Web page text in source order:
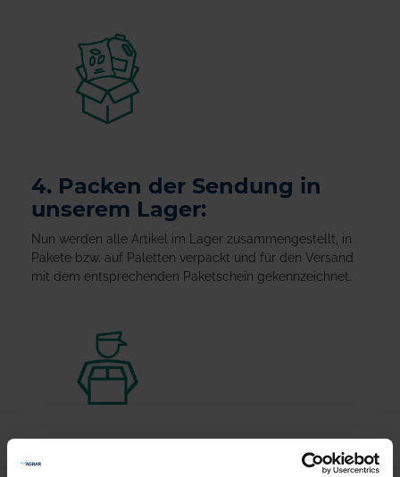
4. Packen der Sendung in
unserem Lager:
Nun werden alle Artikel im Lager zusammengestellt, in
Pakete bzw. auf Paletten verpackt und für den Versand
mit dem entsprechenden Paketschein gekennzeichnet.